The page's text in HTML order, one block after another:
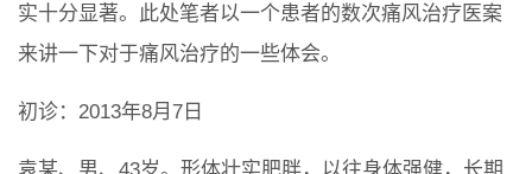
实十分显著。此处笔者以一个患者的数次痛风治疗医案
来讲一下对于痛风治疗的一些体会。
初诊：2013年8月7日